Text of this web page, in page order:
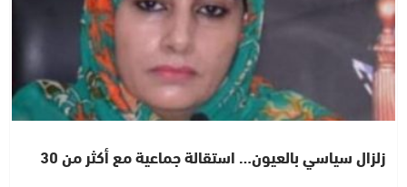
زلزال سياسي بالعيون… استقالة جماعية مع أكثر من 30